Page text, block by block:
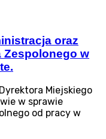
oraz
Zespolonego w
Miejskiego
w sprawie
od pracy w